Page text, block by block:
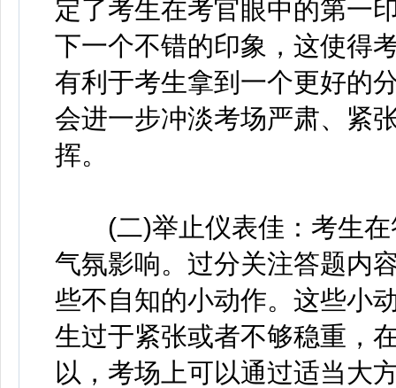
定了考生在考官眼中的第一
下一个不错的印象，这使得
有利于考生拿到一个更好的
会进一步冲淡考场严肃、紧
挥。
(二)举止仪表佳：考生在
气氛影响。过分关注答题内
些不自知的小动作。这些小
生过于紧张或者不够稳重，
以，考场上可以通过适当大